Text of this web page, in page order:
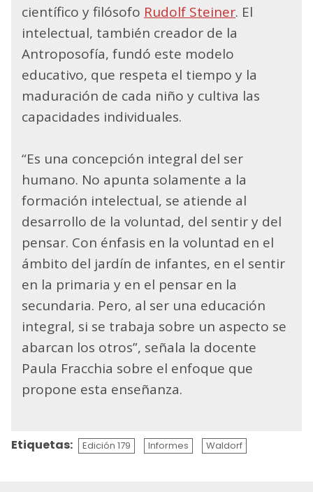
científico y filósofo Rudolf Steiner. El
intelectual, también creador de la
Antroposofía, fundó este modelo
educativo, que respeta el tiempo y la
maduración de cada niño y cultiva las
capacidades individuales.
“Es una concepción integral del ser
humano. No apunta solamente a la
formación intelectual, se atiende al
desarrollo de la voluntad, del sentir y del
pensar. Con énfasis en la voluntad en el
ámbito del jardín de infantes, en el sentir
en la primaria y en el pensar en la
secundaria. Pero, al ser una educación
integral, si se trabaja sobre un aspecto se
abarcan los otros”, señala la docente
Paula Fracchia sobre el enfoque que
propone esta enseñanza.
Etiquetas: Edición 179 Informes Waldorf